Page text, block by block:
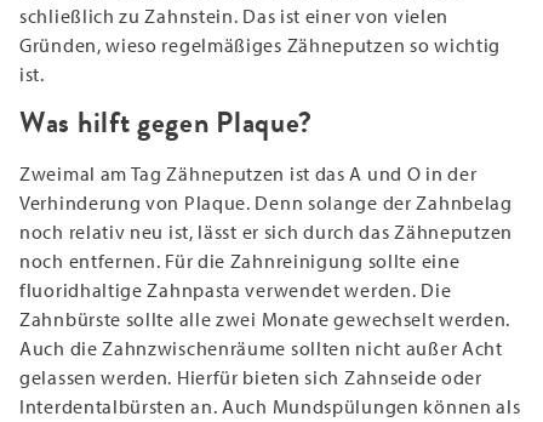
schließlich zu Zahnstein. Das ist einer von vielen
Gründen, wieso regelmäßiges Zähneputzen so wichtig
ist.
Was hilft gegen Plaque?
Zweimal am Tag Zähneputzen ist das A und O in der
Verhinderung von Plaque. Denn solange der Zahnbelag
noch relativ neu ist, lässt er sich durch das Zähneputzen
noch entfernen. Für die Zahnreinigung sollte eine
fluoridhaltige Zahnpasta verwendet werden. Die
Zahnbürste sollte alle zwei Monate gewechselt werden.
Auch die Zahnzwischenräume sollten nicht außer Acht
gelassen werden. Hierfür bieten sich Zahnseide oder
Interdentalbürsten an. Auch Mundspülungen können als